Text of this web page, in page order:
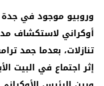
وروبيو موجود في جدة
أوكراني لاستكشاف
تنازلات، بعدما جمد
إثر اجتماع في البيت